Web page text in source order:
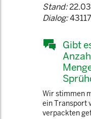
Stand:
Dialog:43117
Gibt
Wir stimmen
ein Transport
verpackten